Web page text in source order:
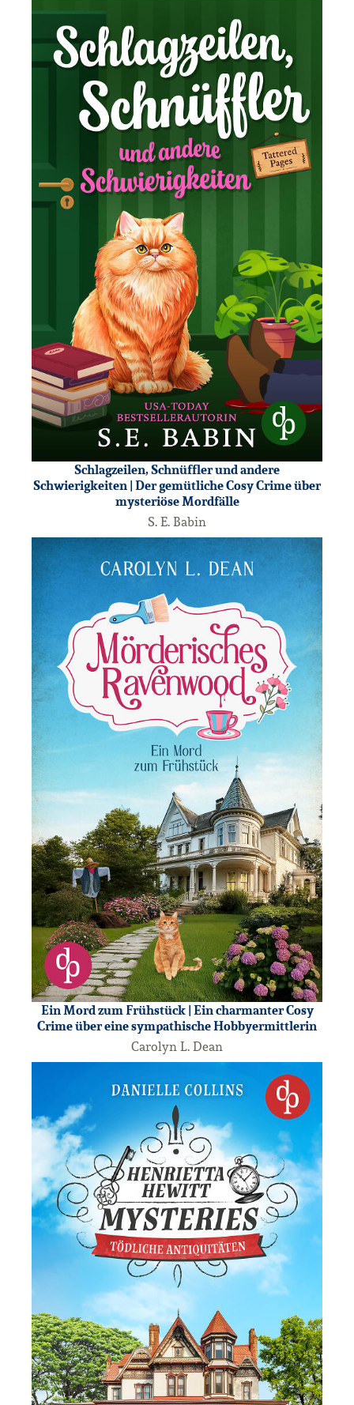
Schlagzeilen, Schnüffler und andere
Schwierigkeiten | Der gemütliche Cosy Crime über
mysteriöse Mordfälle
S. E. Babin
Ein Mord zum Frühstück | Ein charmanter Cosy
Crime über eine sympathische Hobbyermittlerin
Carolyn L. Dean